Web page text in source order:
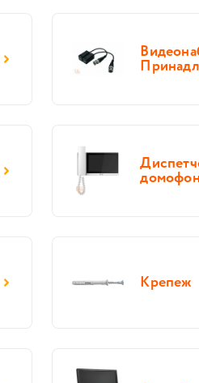
Крепеж